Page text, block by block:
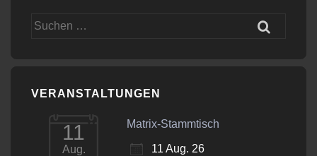
Suchen
VERANSTALTUNGEN
11
Aug.
Matrix-Stammtisch
11 Aug. 26